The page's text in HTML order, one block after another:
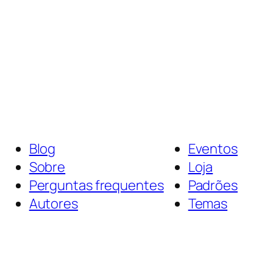
Blog
Sobre
Perguntas frequentes
Autores
Eventos
Loja
Padrões
Temas